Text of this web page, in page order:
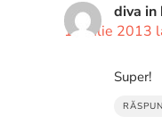
diva in
10 iulie 2013
Super!